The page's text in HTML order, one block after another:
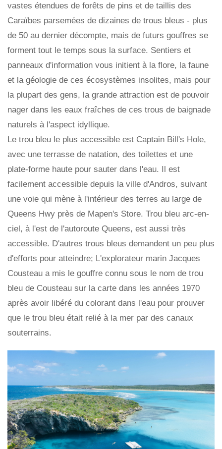
vastes étendues de forêts de pins et de taillis des
Caraïbes parsemées de dizaines de trous bleus - plus
de 50 au dernier décompte, mais de futurs gouffres se
forment tout le temps sous la surface. Sentiers et
panneaux d'information vous initient à la flore, la faune
et la géologie de ces écosystèmes insolites, mais pour
la plupart des gens, la grande attraction est de pouvoir
nager dans les eaux fraîches de ces trous de baignade
naturels à l'aspect idyllique.
Le trou bleu le plus accessible est Captain Bill's Hole,
avec une terrasse de natation, des toilettes et une
plate-forme haute pour sauter dans l'eau. Il est
facilement accessible depuis la ville d'Andros, suivant
une voie qui mène à l'intérieur des terres au large de
Queens Hwy près de Mapen's Store. Trou bleu arc-en-
ciel, à l'est de l'autoroute Queens, est aussi très
accessible. D'autres trous bleus demandent un peu plus
d'efforts pour atteindre; L'explorateur marin Jacques
Cousteau a mis le gouffre connu sous le nom de trou
bleu de Cousteau sur la carte dans les années 1970
après avoir libéré du colorant dans l'eau pour prouver
que le trou bleu était relié à la mer par des canaux
souterrains.